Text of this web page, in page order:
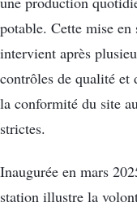
potable. Cette mise en
intervient après
contrôles de qualité et
la conformité du site
strictes.
Inaugurée en mars
station illustre la